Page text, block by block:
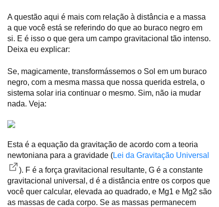
A questão aqui é mais com relação à distância e a massa
a que você está se referindo do que ao buraco negro em
si. E é isso o que gera um campo gravitacional tão intenso.
Deixa eu explicar:
Se, magicamente, transformássemos o Sol em um buraco
negro, com a mesma massa que nossa querida estrela, o
sistema solar iria continuar o mesmo. Sim, não ia mudar
nada. Veja:
Esta é a equação da gravitação de acordo com a teoria
newtoniana para a gravidade (Lei da Gravitação Universal
). F é a força gravitacional resultante, G é a constante
gravitacional universal, d é a distância entre os corpos que
você quer calcular, elevada ao quadrado, e Mg1 e Mg2 são
as massas de cada corpo. Se as massas permanecem